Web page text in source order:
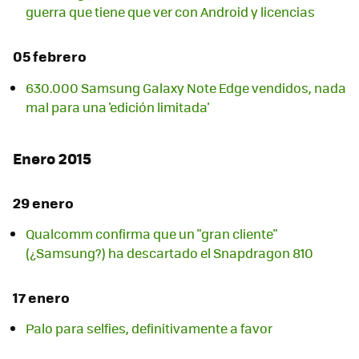
guerra que tiene que ver con Android y licencias
05 febrero
630.000 Samsung Galaxy Note Edge vendidos, nada
mal para una 'edición limitada'
Enero 2015
29 enero
Qualcomm confirma que un "gran cliente"
(¿Samsung?) ha descartado el Snapdragon 810
17 enero
Palo para selfies, definitivamente a favor